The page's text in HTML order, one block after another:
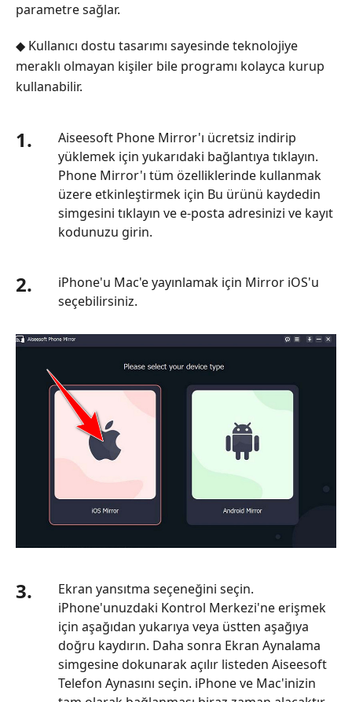
parametre sağlar.
◆ Kullanıcı dostu tasarımı sayesinde teknolojiye
meraklı olmayan kişiler bile programı kolayca kurup
kullanabilir.
1.
Aiseesoft Phone Mirror'ı ücretsiz indirip
yüklemek için yukarıdaki bağlantıya tıklayın.
Phone Mirror'ı tüm özelliklerinde kullanmak
üzere etkinleştirmek için Bu ürünü kaydedin
simgesini tıklayın ve e-posta adresinizi ve kayıt
kodunuzu girin.
2.
iPhone'u Mac'e yayınlamak için Mirror iOS'u
seçebilirsiniz.
3.
Ekran yansıtma seçeneğini seçin.
iPhone'unuzdaki Kontrol Merkezi'ne erişmek
için aşağıdan yukarıya veya üstten aşağıya
doğru kaydırın. Daha sonra Ekran Aynalama
simgesine dokunarak açılır listeden Aiseesoft
Telefon Aynasını seçin. iPhone ve Mac'inizin